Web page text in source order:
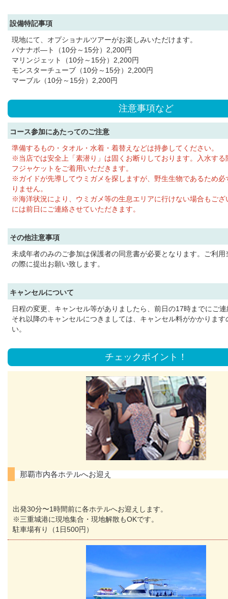
設備特記事項
現地にて、オプショナルツアーがお楽しみいただけます。
バナナボ―ト（10分～15分）2,200円
マリンジェット（10分～15分）2,200円
モンスターチューブ（10分～15分）2,200円
マーブル（10分～15分）2,200円
注意事項など
コース参加にあたってのご注意
準備するもの・タオル・水着・着替えなどは持参してください。
※当店では安全上「素潜り」は固くお断りしております。入水する
フジャケットをご着用いただきます。
※ガイドが先導してウミガメを探しますが、野生生物であるため必
りません。
※海洋状況により、ウミガメ等の生息エリアに行けない場合もござ
には前日にご連絡させていただきます。
その他注意事項
未成年者のみのご参加は保護者の同意書が必要となります。ご利用
の際に提出お願い致します。
キャンセルについて
日程の変更、キャンセル等がありましたら、前日の17時までにご
それ以降のキャンセルにつきましては、キャンセル料がかかります
い。
チェックポイント！
那覇市内各ホテルへお迎え
出発30分〜1時間前に各ホテルへお迎えします。
※三重城港に現地集合・現地解散もOKです。
駐車場有り（1日500円）